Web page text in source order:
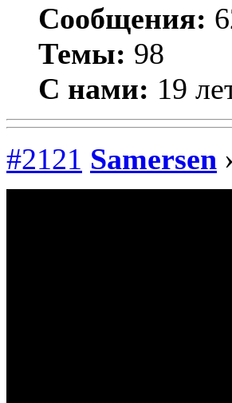
Сообщения:
Темы: 98
С нами: 19
#2121 Samersen